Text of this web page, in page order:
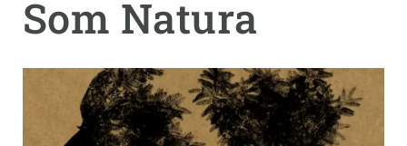
Som Natura
menu
UNEIX-TE A NOSALTRES
PARTICIPA